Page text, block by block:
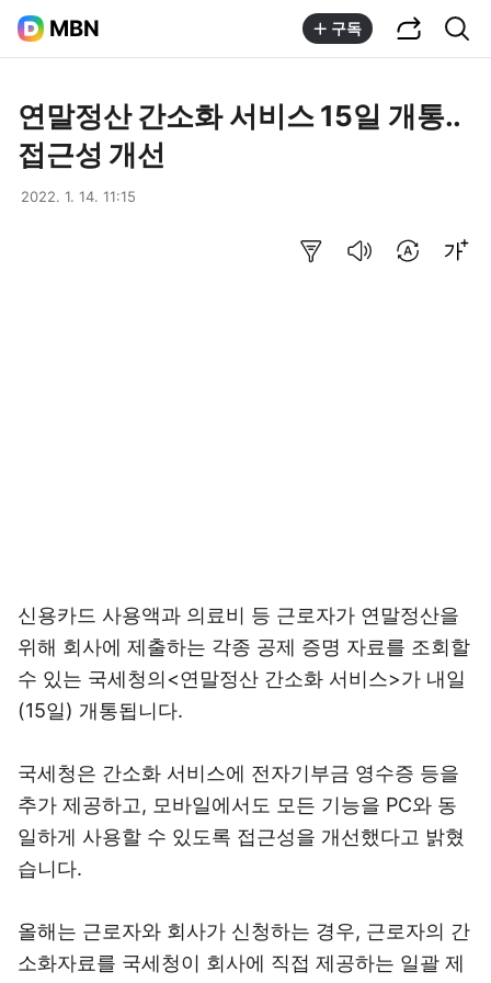
MBN 구독
연말정산 간소화 서비스 15일 개통..
접근성 개선
2022. 1. 14. 11:15
신용카드 사용액과 의료비 등 근로자가 연말정산을
위해 회사에 제출하는 각종 공제 증명 자료를 조회할
수 있는 국세청의<연말정산 간소화 서비스>가 내일
(15일) 개통됩니다.
국세청은 간소화 서비스에 전자기부금 영수증 등을
추가 제공하고, 모바일에서도 모든 기능을 PC와 동
일하게 사용할 수 있도록 접근성을 개선했다고 밝혔
습니다.
올해는 근로자와 회사가 신청하는 경우, 근로자의 간
소화자료를 국세청이 회사에 직접 제공하는 일괄 제